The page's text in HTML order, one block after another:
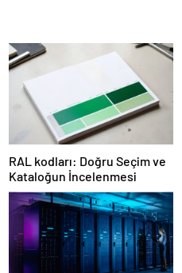
RAL kodları: Doğru Seçim ve
Kataloğun İncelenmesi